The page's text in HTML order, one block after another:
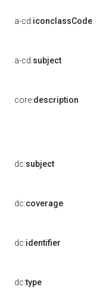
a-cd:iconclassCode
a-cd:subject
core:description
dc:subject
dc:coverage
dc:identifier
dc:type